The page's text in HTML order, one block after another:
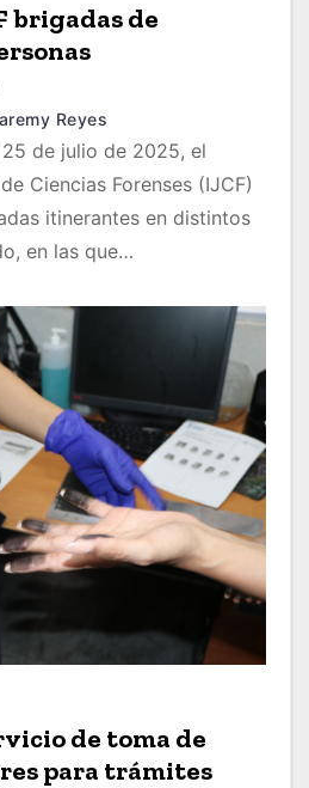
brigadas de
Reyes
de julio de 2025, el
Ciencias Forenses (IJCF)
itinerantes en distintos
en las que…
de toma de
para trámites